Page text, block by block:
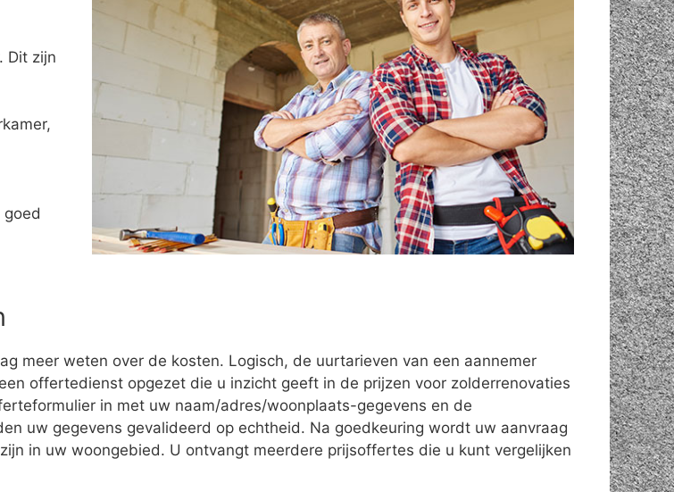
Dit zijn
meer weten over de kosten. Logisch, de uurtarieven van een aannemer
offertedienst opgezet die u inzicht geeft in de prijzen voor zolderrenovaties
in met uw naam/adres/woonplaats-gegevens en de
uw gegevens gevalideerd op echtheid. Na goedkeuring wordt uw aanvraag
in uw woongebied. U ontvangt meerdere prijsoffertes die u kunt vergelijken